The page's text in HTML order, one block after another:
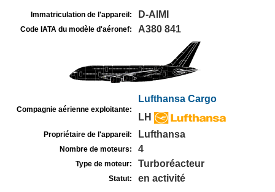
Immatriculation de l'appareil: D-AIMI
Code IATA du modèle d'aéronef: A380 841
Compagnie aérienne exploitante:
Lufthansa Cargo
LH
Propriétaire de l'appareil: Lufthansa
Nombre de moteurs: 4
Type de moteur: Turboréacteur
Statut: en activité